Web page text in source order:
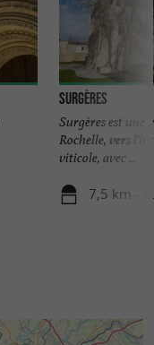
Surgères
Surgères est une
Rochelle, vers
viticole, avec ...
7,5 km -